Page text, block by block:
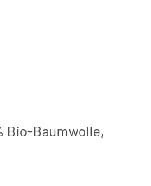
Bio-Baumwolle,